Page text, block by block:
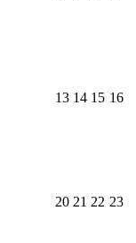
13 14 15 16
20 21 22 23